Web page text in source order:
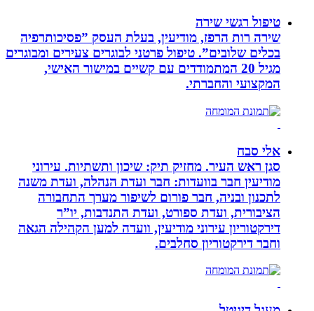
טיפול רגשי שירה
שירה רות הרפז, מודיעין, בעלת העסק ”פסיכותרפיה
בכלים שלובים”. טיפול פרטני לבוגרים צעירים ומבוגרים
מגיל 20 המתמודדים עם קשיים במישור האישי,
המקצועי והחברתי.
אלי סבח
סגן ראש העיר. מחזיק תיק: שיכון ותשתיות. עירוני
מודיעין חבר בוועדות: חבר ועדת הנהלה, ועדת משנה
לתכנון ובניה, חבר פורום לשיפור מערך התחבורה
הציבורית, ועדת ספורט, ועדת התנדבות, יו”ר
דירקטוריון עירוני מודיעין, וועדה למען הקהילה הגאה
וחבר דירקטוריון סחלבים.